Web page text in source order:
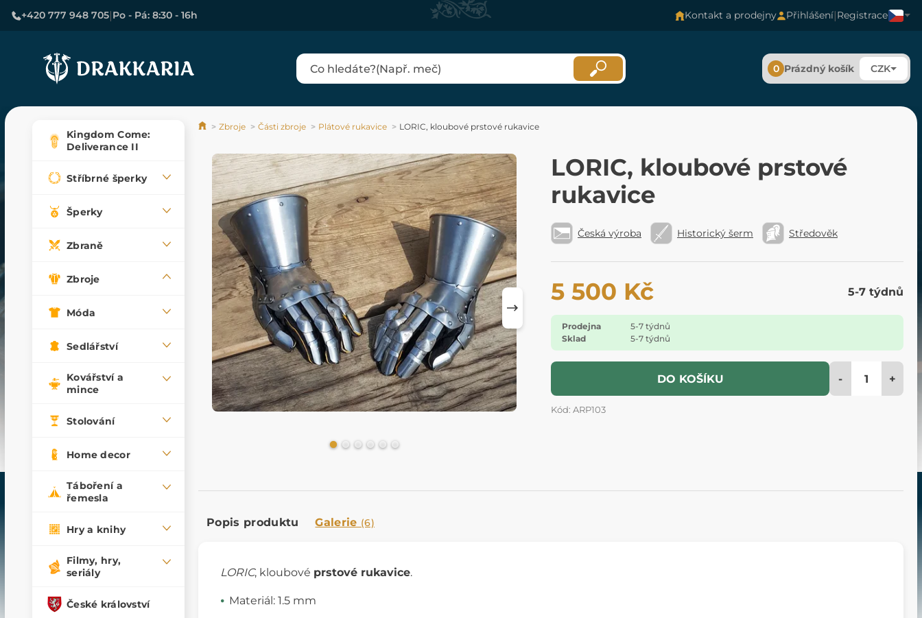
+420 777 948 705|Po - Pá: 8:30 - 16h Kontakt a prodejny Přihlášení|Registrace
0 Prázdný košík CZK
Kingdom Come:
Deliverance II
Stříbrné šperky
Šperky
Zbraně
Zbroje
Móda
Sedlářství
Kovářství a
mince
Stolování
Home decor
Táboření a
řemesla
Hry a knihy
Filmy, hry,
seriály
České království
Zbroje Části zbroje Plátové rukavice LORIC, kloubové prstové rukavice
LORIC, kloubové prstové
rukavice
Česká výroba Historický šerm Středověk
5 500 Kč 5-7 týdnů
Prodejna
5-7 týdnů
Sklad
5-7 týdnů
DO KOŠÍKU - +
Kód: ARP103
Popis produktu Galerie (6)
LORIC, kloubové prstové rukavice.
Materiál: 1.5 mm